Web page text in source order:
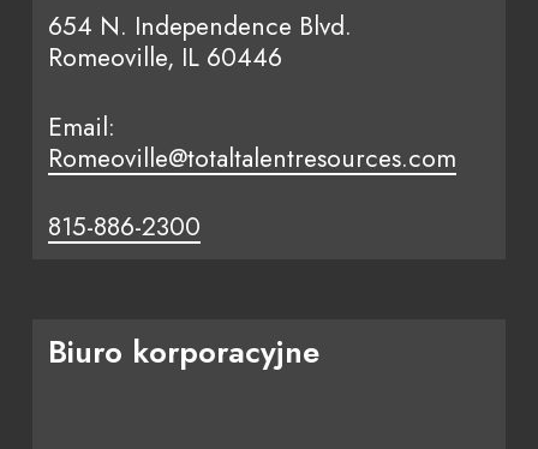
654 N. Independence Blvd.
Romeoville, IL 60446
Email:
Romeoville@totaltalentresources.com
815-886-2300
Biuro korporacyjne